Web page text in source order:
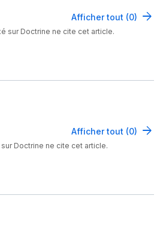
Afficher tout (0)
sur Doctrine ne cite cet article.
Afficher tout (0)
Doctrine ne cite cet article.